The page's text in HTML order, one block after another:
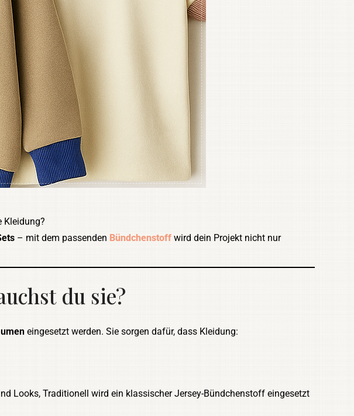
Kleidung?
– mit dem passenden Bündchenstoffwird dein Projekt nicht nur
du sie?
eingesetzt werden. Sie sorgen dafür, dass Kleidung:
Looks, Traditionell wird ein klassischer Jersey-Bündchenstoff eingesetzt